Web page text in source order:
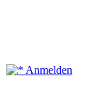
Anmelden